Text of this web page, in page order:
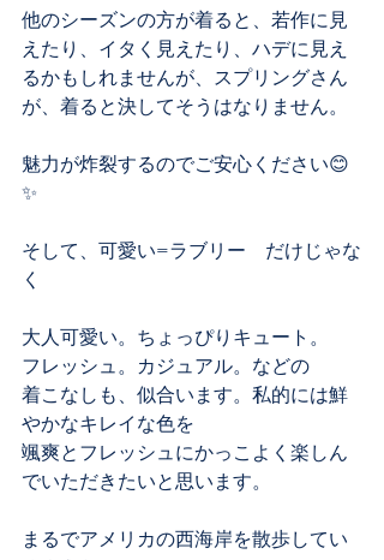
他のシーズンの方が着ると、若作に見
えたり、イタく見えたり、ハデに見え
るかもしれませんが、スプリングさん
が、着ると決してそうはなりません。
魅力が炸裂するのでご安心ください😊
✨
そして、可愛い=ラブリー　だけじゃな
く
大人可愛い。ちょっぴりキュート。
フレッシュ。カジュアル。などの
着こなしも、似合います。私的には鮮
やかなキレイな色を
颯爽とフレッシュにかっこよく楽しん
でいただきたいと思います。
まるでアメリカの西海岸を散歩してい